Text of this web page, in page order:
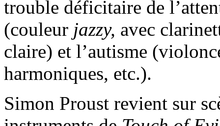
trouble déficitaire de
(couleur jazzy, avec
claire) et l’autisme
harmoniques, etc.).
Simon Proust revient sur